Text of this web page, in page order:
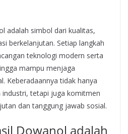
adalah simbol dari kualitas,
berkelanjutan. Setiap langkah
teknologi modern serta
mampu menjaga
Keberadaannya tidak hanya
tetapi juga komitmen
dan tanggung jawab sosial.
Dowanol adalah